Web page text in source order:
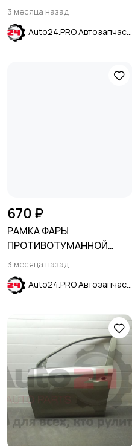
ПРАВАЯ FORD ESCAPE
2020-
3 месяца назад
Auto24.PRO Автозапчасти
670 ₽
РАМКА ФАРЫ
ПРОТИВОТУМАННОЙ
ЛЕВАЯ CHERY TIGGO 4 PRO
(T19FL) 2023-
3 месяца назад
Auto24.PRO Автозапчасти